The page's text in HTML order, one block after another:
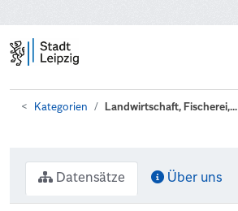
Kategorien Landwirtschaft, Fischerei,...
Datensätze Über uns